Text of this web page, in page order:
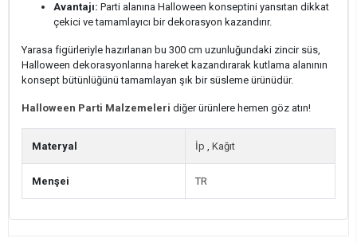
Avantajı: Parti alanına Halloween konseptini yansıtan dikkat
çekici ve tamamlayıcı bir dekorasyon kazandırır.
Yarasa figürleriyle hazırlanan bu 300 cm uzunluğundaki zincir süs,
Halloween dekorasyonlarına hareket kazandırarak kutlama alanının
konsept bütünlüğünü tamamlayan şık bir süsleme ürünüdür.
Halloween Parti Malzemeleri diğer ürünlere hemen göz atın!
Materyal İp , Kağıt
Menşei TR